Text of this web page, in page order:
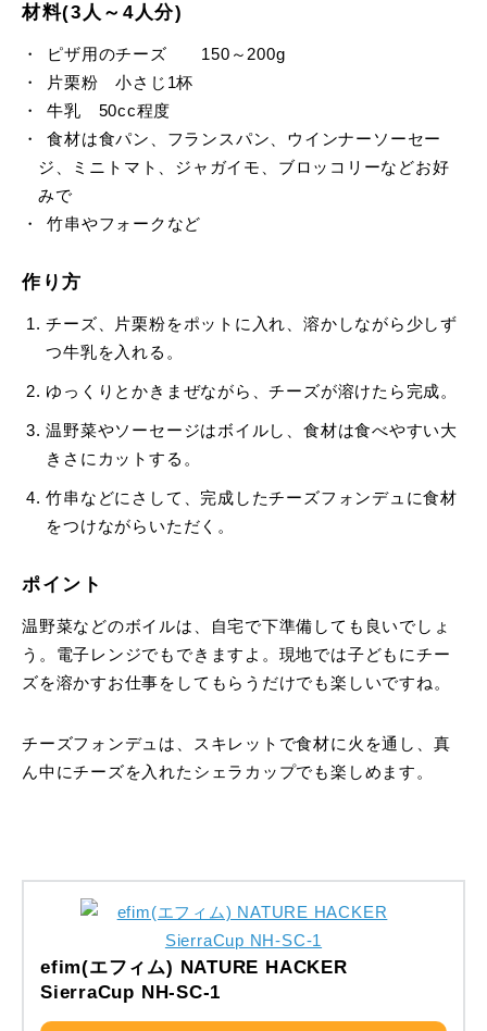
材料(3人～4人分)
ピザ用のチーズ 150～200g
片栗粉 小さじ1杯
牛乳 50cc程度
食材は食パン、フランスパン、ウインナーソーセー
ジ、ミニトマト、ジャガイモ、ブロッコリーなどお好
みで
竹串やフォークなど
作り方
チーズ、片栗粉をポットに入れ、溶かしながら少しず
つ牛乳を入れる。
ゆっくりとかきまぜながら、チーズが溶けたら完成。
温野菜やソーセージはボイルし、食材は食べやすい大
きさにカットする。
竹串などにさして、完成したチーズフォンデュに食材
をつけながらいただく。
ポイント
温野菜などのボイルは、自宅で下準備しても良いでしょ
う。電子レンジでもできますよ。現地では子どもにチー
ズを溶かすお仕事をしてもらうだけでも楽しいですね。
チーズフォンデュは、スキレットで食材に火を通し、真
ん中にチーズを入れたシェラカップでも楽しめます。
efim(エフィム) NATURE HACKER
SierraCup NH-SC-1